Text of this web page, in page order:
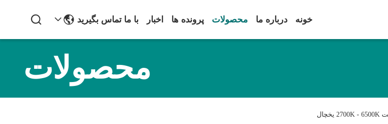
خونه درباره ما محصولات پرونده ها اخبار با ما تماس بگیرید
محصولات